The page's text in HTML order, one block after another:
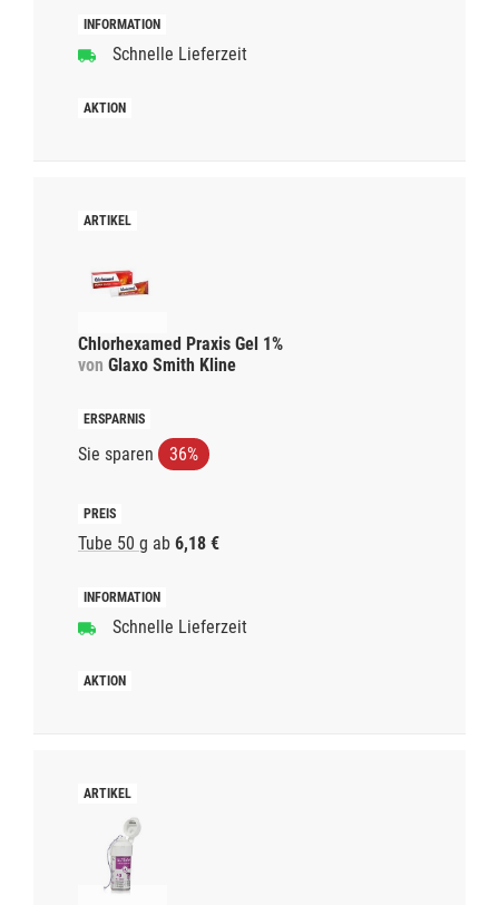
Schnelle Lieferzeit
Chlorhexamed Praxis Gel 1%
von Glaxo Smith Kline
Sie sparen 36%
Tube 50 g ab 6,18 €
Schnelle Lieferzeit